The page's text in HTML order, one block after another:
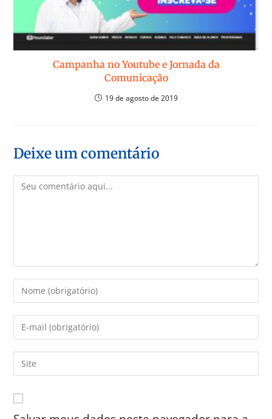
Campanha no Youtube e Jornada da
Comunicação
19 de agosto de 2019
Deixe um comentário